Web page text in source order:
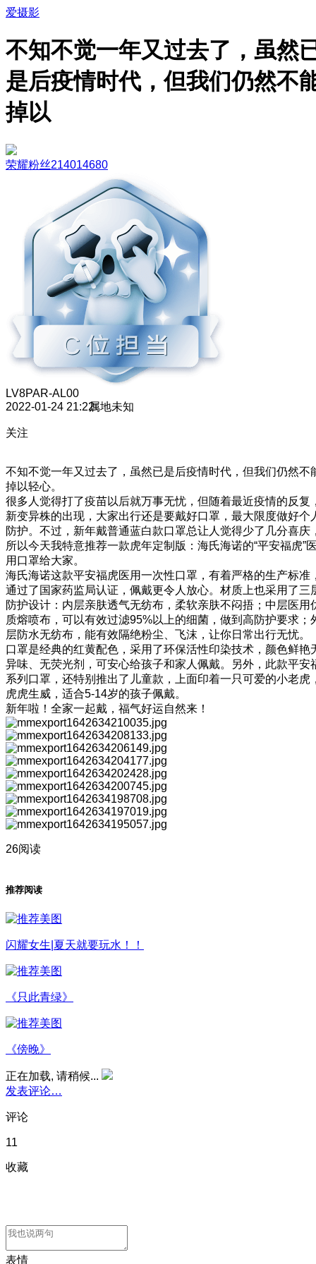
爱摄影
不知不觉一年又过去了，虽然
是后疫情时代，但我们仍然不
掉以
荣耀粉丝214014680
LV8PAR-AL00
2022-01-24 21:22属地未知
关注
不知不觉一年又过去了，虽然已是后疫情时代，但我们仍然不
掉以轻心。
很多人觉得打了疫苗以后就万事无忧，但随着最近疫情的反复
新变异株的出现，大家出行还是要戴好口罩，最大限度做好个
防护。不过，新年戴普通蓝白款口罩总让人觉得少了几分喜庆
所以今天我特意推荐一款虎年定制版：海氏海诺的“平安福虎”
用口罩给大家。
海氏海诺这款平安福虎医用一次性口罩，有着严格的生产标准
通过了国家药监局认证，佩戴更令人放心。材质上也采用了三
防护设计：内层亲肤透气无纺布，柔软亲肤不闷捂；中层医用
质熔喷布，可以有效过滤95%以上的细菌，做到高防护要求；
层防水无纺布，能有效隔绝粉尘、飞沫，让你日常出行无忧。
口罩是经典的红黄配色，采用了环保活性印染技术，颜色鲜艳
异味、无荧光剂，可安心给孩子和家人佩戴。另外，此款平安
系列口罩，还特别推出了儿童款，上面印着一只可爱的小老虎
虎虎生威，适合5-14岁的孩子佩戴。
新年啦！全家一起戴，福气好运自然来！
26阅读
推荐阅读
闪耀女生|夏天就要玩水！！
《只此青绿》
《傍晚》
正在加载, 请稍候...
发表评论…
评论
11
收藏
表情